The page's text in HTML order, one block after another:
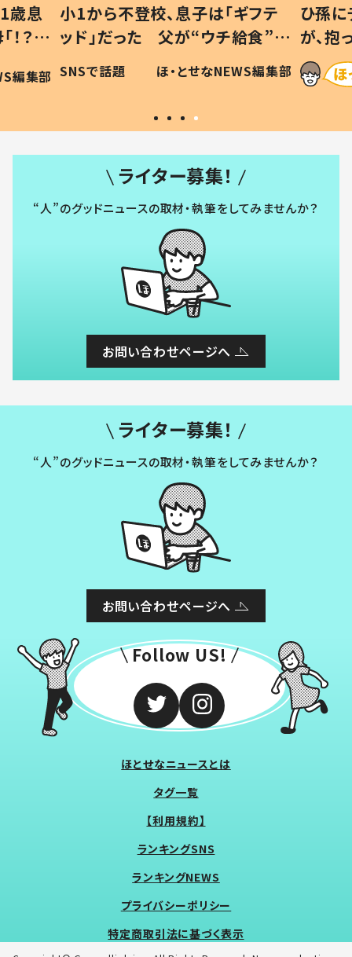
歳息
？」
編集部
小1から不登校、息子は「ギフテ
ッド」だった 父が“ウチ給食”を
作り続ける理由とは #令和の親
#令和の子
SNSで話題 ほ・とせなNEWS編集部
ひ孫
が、
「涙が
い」
ライター募集！
“人”のグッドニュースの取材・執筆をしてみませんか？
お問い合わせページへ
ライター募集！
“人”のグッドニュースの取材・執筆をしてみませんか？
お問い合わせページへ
Follow US!
ほとせなニュースとは
タグ一覧
【利用規約】
ランキングSNS
ランキングNEWS
プライバシーポリシー
特定商取引法に基づく表示